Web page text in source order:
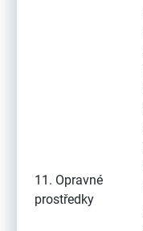
11. Opravné
prostředky